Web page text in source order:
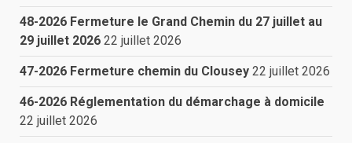
48-2026 Fermeture le Grand Chemin du 27 juillet au
29 juillet 2026 22 juillet 2026
47-2026 Fermeture chemin du Clousey 22 juillet 2026
46-2026 Réglementation du démarchage à domicile
22 juillet 2026